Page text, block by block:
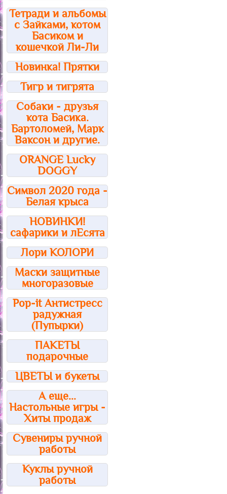
Тетради и альбомы
с Зайками, котом
Басиком и
кошечкой Ли-Ли
Новинка! Прятки
Тигр и тигрята
Собаки - друзья
кота Басика.
Бартоломей, Марк
Ваксон и другие.
ORANGE Lucky
DOGGY
Символ 2020 года -
Белая крыса
НОВИНКИ!
сафарики и лЕсята
Лори КОЛОРИ
Маски защитные
многоразовые
Pop-it Антистресс
радужная
(Пупырки)
ПАКЕТЫ
подарочные
ЦВЕТЫ и букеты
А еще...
Настольные игры -
Хиты продаж
Сувениры ручной
работы
Куклы ручной
работы